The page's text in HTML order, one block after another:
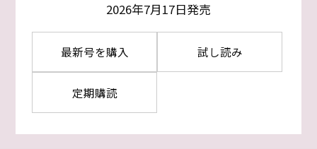
2026年7月17日発売
最新号を購入 試し読み
定期購読